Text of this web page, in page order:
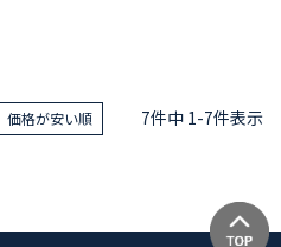
価格が安い順 7件中 1-7件表示